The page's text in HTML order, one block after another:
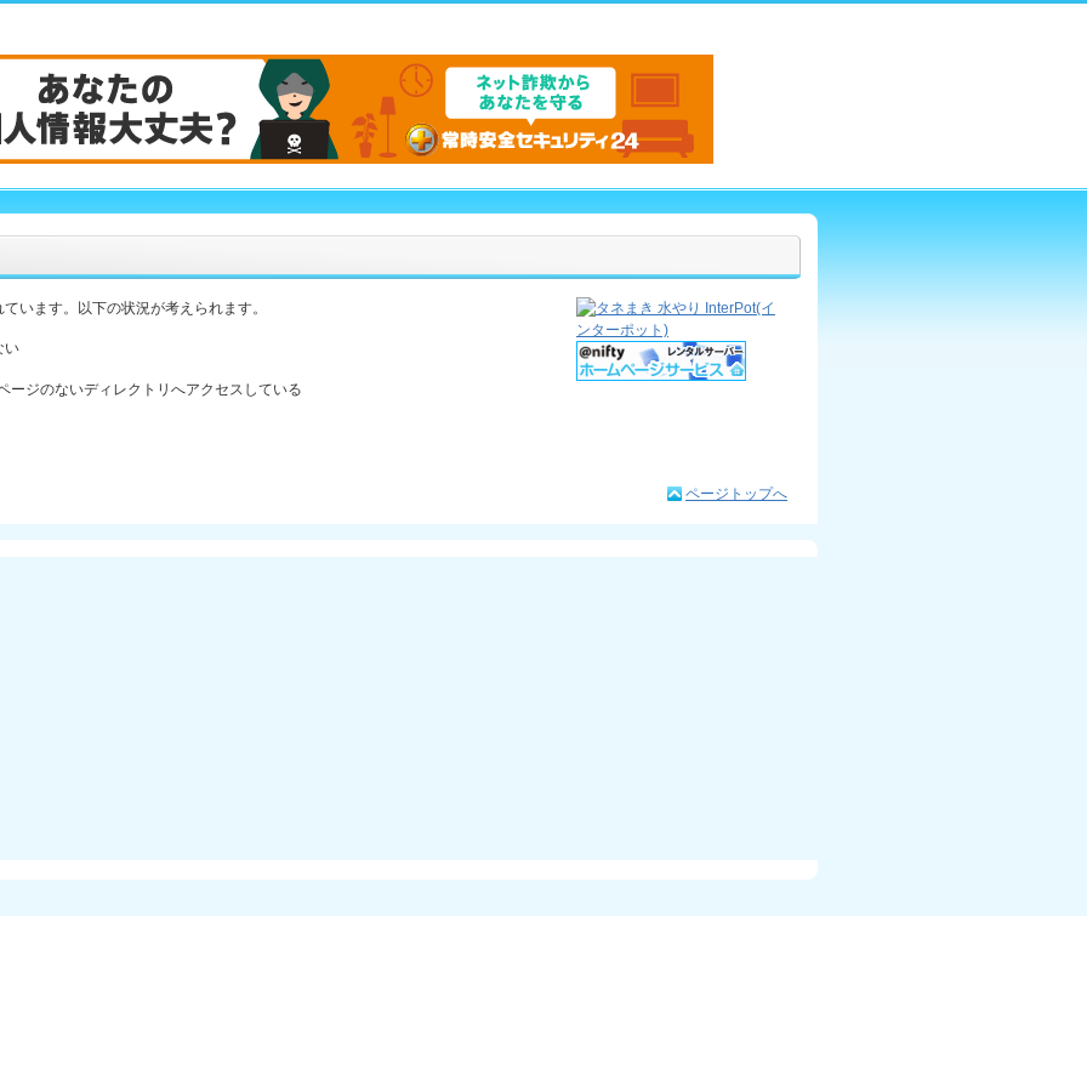
います。以下の状況が考えられます。
い
ージのないディレクトリへアクセスしている
ページトップへ